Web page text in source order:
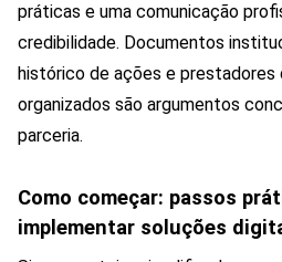
práticas e uma comunicação
credibilidade. Documentos
histórico de ações e prestadores
organizados são argumentos
parceria.
Como começar: passos
implementar soluções